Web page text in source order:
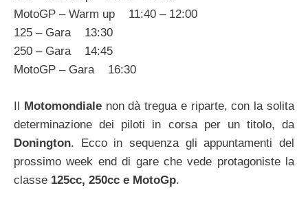
MotoGP – Warm up 11:40 – 12:00
125 – Gara 13:30
250 – Gara 14:45
MotoGP – Gara 16:30
Il Motomondialenon dà tregua e riparte, con la solita
determinazione dei piloti in corsa per un titolo, da
Donington. Ecco in sequenza gli appuntamenti del
prossimo week end di gare che vede protagoniste la
classe 125cc, 250cc e MotoGp.